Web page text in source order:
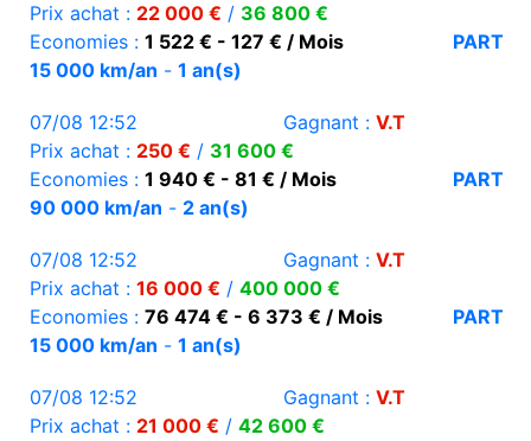
Prix achat : 22 000 € / 36 800 €
Economies : 1 522 € - 127 € / Mois
PART
15 000 km/an - 1 an(s)
07/08 12:52 Gagnant : V.T
Prix achat : 250 € / 31 600 €
Economies : 1 940 € - 81 € / Mois
PART
90 000 km/an - 2 an(s)
07/08 12:52 Gagnant : V.T
Prix achat : 16 000 € / 400 000 €
Economies : 76 474 € - 6 373 € / Mois
PART
15 000 km/an - 1 an(s)
07/08 12:52 Gagnant : V.T
Prix achat : 21 000 € / 42 600 €